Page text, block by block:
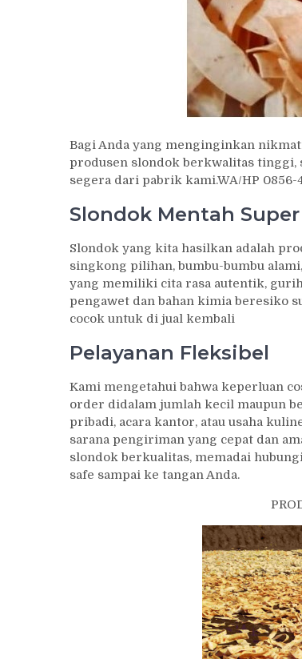
Bagi Anda yang menginginkan
produsen slondok berkwalitas tinggi,
segera dari pabrik kami.WA/HP 0856-
Slondok Mentah Super
Slondok yang kita hasilkan adalah
singkong pilihan, bumbu-bumbu
yang memiliki cita rasa autentik,
pengawet dan bahan kimia beresiko
cocok untuk di jual kembali
Pelayanan Fleksibel
Kami mengetahui bahwa keperluan
order didalam jumlah kecil maupun
pribadi, acara kantor, atau usaha
sarana pengiriman yang cepat dan
slondok berkualitas, memadai
safe sampai ke tangan Anda.